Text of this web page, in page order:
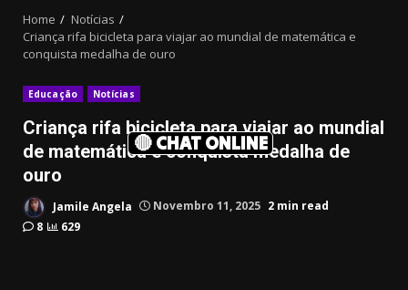
🔴 CHAT ONLINE
Home
Notícias
Criança rifa bicicleta para viajar ao mundial de matemática e
conquista medalha de ouro
Educação Notícias
Criança rifa bicicleta para viajar ao mundial
de matemática e conquista medalha de
ouro
Jamile Angela Novembro 11, 2025 2 min read
8
629